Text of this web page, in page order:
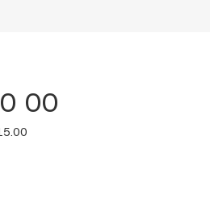
00